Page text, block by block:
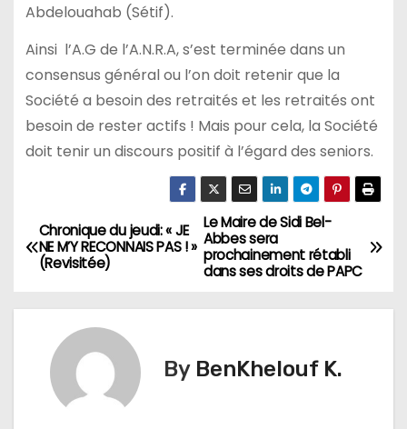
Abdelouahab (Sétif).
Ainsi l’A.G de l’A.N.R.A, s’est terminée dans un
consensus général ou l’on doit retenir que la
Société a besoin des retraités et les retraités ont
besoin de rester actifs ! Mais pour cela, la Société
doit tenir un discours positif à l’égard des seniors.
N
a
v
Le Maire de Sidi Bel-
Abbes sera
prochainement rétabli
dans ses droits de PAPC
Chronique du jeudi: « JE
NE M’Y RECONNAIS PAS ! »
(Revisitée)
By BenKhelouf K.